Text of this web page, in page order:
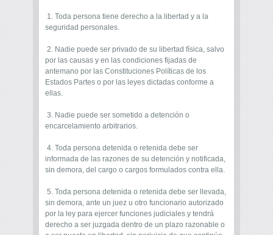
1. Toda persona tiene derecho a la libertad y a la
seguridad personales.
2. Nadie puede ser privado de su libertad física, salvo
por las causas y en las condiciones fijadas de
antemano por las Constituciones Políticas de los
Estados Partes o por las leyes dictadas conforme a
ellas.
3. Nadie puede ser sometido a detención o
encarcelamiento arbitrarios.
4. Toda persona detenida o retenida debe ser
informada de las razones de su detención y notificada,
sin demora, del cargo o cargos formulados contra ella.
5. Toda persona detenida o retenida debe ser llevada,
sin demora, ante un juez u otro funcionario autorizado
por la ley para ejercer funciones judiciales y tendrá
derecho a ser juzgada dentro de un plazo razonable o